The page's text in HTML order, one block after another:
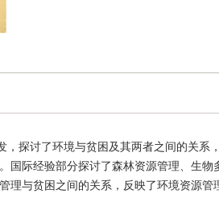
，探讨了环境与贫困及其两者之间的关系
国际经验部分探讨了森林资源管理、生物
理与贫困之间的关系，反映了环境资源